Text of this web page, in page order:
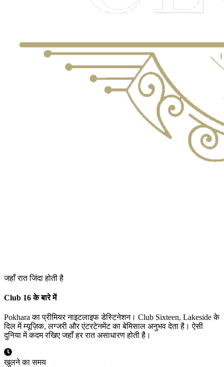
जहाँ रात जिंदा होती है
Club 16 के बारे में
Pokhara का प्रीमियर नाइटलाइफ डेस्टिनेशन। Club Sixteen, Lakeside के
दिल में म्यूज़िक, लग्जरी और एंटरटेनमेंट का बेमिसाल अनुभव देता है। ऐसी
दुनिया में कदम रखिए जहाँ हर रात असाधारण होती है।
खुलने का समय